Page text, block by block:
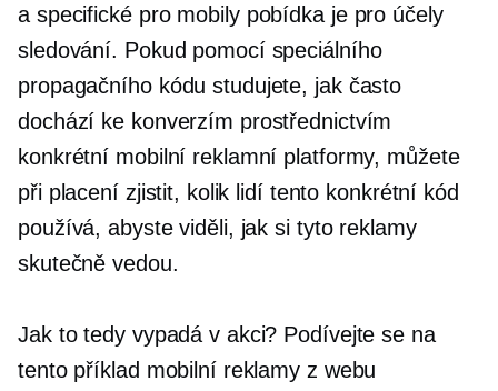
a specifické pro mobilypobídka je pro účely
sledování. Pokud pomocí speciálního
propagačního kódu studujete, jak často
dochází ke konverzím prostřednictvím
konkrétní mobilní reklamní platformy, můžete
při placení zjistit, kolik lidí tento konkrétní kód
používá, abyste viděli, jak si tyto reklamy
skutečně vedou.
Jak to tedy vypadá v akci? Podívejte se na
tento příklad mobilní reklamy z webu